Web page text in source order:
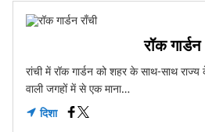
रॉक गार्डन
रांची में रॉक गार्डन को शहर के साथ-साथ
वाली जगहों में से एक माना…
दिशा